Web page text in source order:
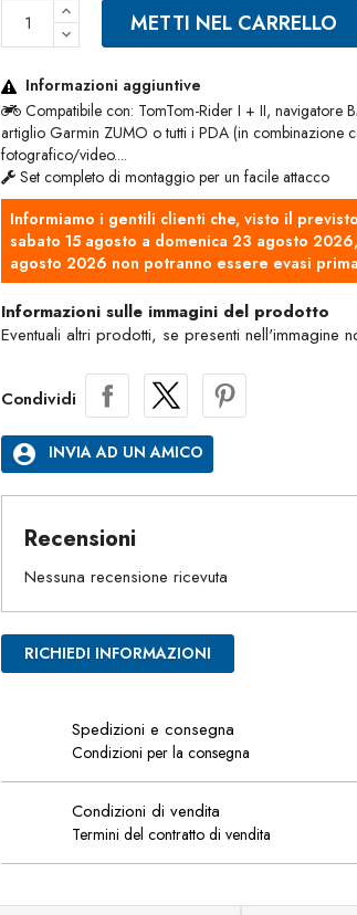
METTI NEL CARRELLO
Informazioni aggiuntive
Compatibile con: TomTom-Rider I + II, navigatore
artiglio Garmin ZUMO o tutti i PDA (in combinazione
fotografico/video....
Set completo di montaggio per un facile attacco
Informiamo i gentili clienti che, visto il
sabato 15 agosto a domenica 23 agosto
agosto 2026 non potranno essere evasi
Informazioni sulle immagini del prodotto
Eventuali altri prodotti, se presenti nell'immagine
Condividi
account_circle INVIA AD UN AMICO
Recensioni
Nessuna recensione ricevuta
RICHIEDI INFORMAZIONI
Spedizioni e consegna
Condizioni per la consegna
Condizioni di vendita
Termini del contratto di vendita